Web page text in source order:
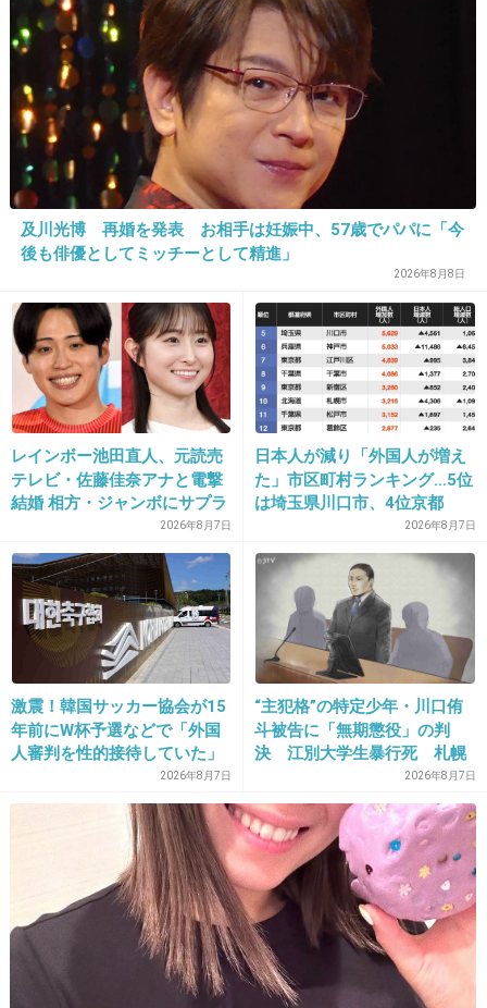
2026/06/03(水) 13:34:52
>>1
それ友達じゃないよ
主さんのことサンドバッグにしてそう
29. 匿名 2026/06/03(水) 13:36:09
そんな事をされた時点でもう友達ではないよね
+3 -0
30. 匿名2026/06/03(水) 13:37:31
直接言うと何言われるか
わからないからビビってる
+0 -0
31. 匿名2026/06/03(水) 13:37:52
いないです。
もう誘いにのらなくてもいいのでは？
2026/06/03(水) 13:38:07
店とかホテルの予約でもそうだけど、電話じゃことわりに
くいけどネットじゃ気楽でスグキャンセルするのと似てる
+1 -0
及川光博 再婚を発表 お相手は妊娠中、57歳でパパに「今
後も俳優としてミッチーとして精進」
2026年8月8日
レインボー池田直人、元読売
テレビ・佐藤佳奈アナと電撃
結婚 相方・ジャンボにサプラ
2026年8月7日
日本人が減り「外国人が増え
た」市区町村ランキング…5位
は埼玉県川口市、4位京都
市、ではトップ3は？2026年8月7日
激震！韓国サッカー協会が15
年前にW杯予選などで「外国
人審判を性的接待していた」
疑惑のスキャンダルが発覚！
7試合20人が対象で日本人審
判が含まれていたとの指摘
2026年8月7日
“主犯格”の特定少年・川口侑
斗被告に「無期懲役」の判
決 江別大学生暴行死 札幌
2026年8月7日